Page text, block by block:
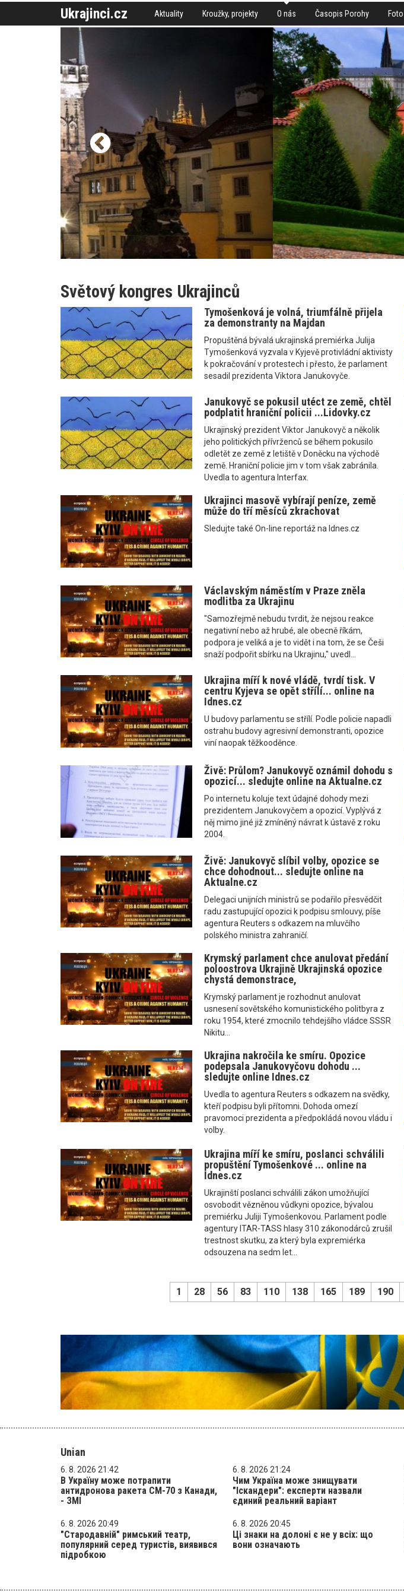
Ukrajinci.cz Aktuality Kroužky, projekty O nás Časopis Porohy Foto
Světový kongres Ukrajinců
Tymošenková je volná, triumfálně přijela
za demonstranty na Majdan
Propuštěná bývalá ukrajinská premiérka Julija
Tymošenková vyzvala v Kyjevě protivládní aktivisty
k pokračování v protestech i přesto, že parlament
sesadil prezidenta Viktora Janukovyče.
Janukovyč se pokusil utéct ze země, chtěl
podplatit hraniční policii ...Lidovky.cz
Ukrajinský prezident Viktor Janukovyč a několik
jeho politických přívrženců se během pokusilo
odletět ze země z letiště v Doněcku na východě
země. Hraniční policie jim v tom však zabránila.
Uvedla to agentura Interfax.
Ukrajinci masově vybírají peníze, země
může do tří měsíců zkrachovat
Sledujte také On-line reportáž na Idnes.cz
Václavským náměstím v Praze zněla
modlitba za Ukrajinu
"Samozřejmě nebudu tvrdit, že nejsou reakce
negativní nebo až hrubé, ale obecně říkám,
podpora je veliká a je to vidět i na tom, že se Češi
snaží podpořit sbírku na Ukrajinu," uvedl...
Ukrajina míří k nové vládě, tvrdí tisk. V
centru Kyjeva se opět střílí... online na
Idnes.cz
U budovy parlamentu se střílí. Podle policie napadli
ostrahu budovy agresivní demonstranti, opozice
viní naopak těžkooděnce.
Živě: Průlom? Janukovyč oznámil dohodu s
opozicí... sledujte online na Aktualne.cz
Po internetu koluje text údajné dohody mezi
prezidentem Janukovyčem a opozicí. Vyplývá z
něj mimo jiné již zmíněný návrat k ústavě z roku
2004.
Živě: Janukovyč slíbil volby, opozice se
chce dohodnout... sledujte online na
Aktualne.cz
Delegaci unijních ministrů se podařilo přesvědčit
radu zastupující opozici k podpisu smlouvy, píše
agentura Reuters s odkazem na mluvčího
polského ministra zahraničí.
Krymský parlament chce anulovat předání
poloostrova Ukrajině Ukrajinská opozice
chystá demonstrace,
Krymský parlament je rozhodnut anulovat
usnesení sovětského komunistického politbyra z
roku 1954, které zmocnilo tehdejšího vládce SSSR
Nikitu...
Ukrajina nakročila ke smíru. Opozice
podepsala Janukovyčovu dohodu ...
sledujte online Idnes.cz
Uvedla to agentura Reuters s odkazem na svědky,
kteří podpisu byli přítomni. Dohoda omezí
pravomoci prezidenta a předpokládá novou vládu i
volby.
Ukrajina míří ke smíru, poslanci schválili
propuštění Tymošenkové ... online na
Idnes.cz
Ukrajinští poslanci schválili zákon umožňující
osvobodit vězněnou vůdkyni opozice, bývalou
premiérku Juliji Tymošenkovou. Parlament podle
agentury ITAR-TASS hlasy 310 zákonodárců zrušil
trestnost skutku, za který byla expremiérka
odsouzena na sedm let...
1 28 56 83 110 138 165 189 190
Unian
6. 8. 2026 21:42
В Україну може потрапити
антидронова ракета CM-70 з Канади,
- ЗМІ
6. 8. 2026 21:24
Чим Україна може знищувати
"Іскандери": експерти назвали
єдиний реальний варіант
6. 8. 2026 20:49
"Стародавній" римський театр,
популярний серед туристів, виявився
підробкою
6. 8. 2026 20:45
Ці знаки на долоні є не у всіх: що
вони означають